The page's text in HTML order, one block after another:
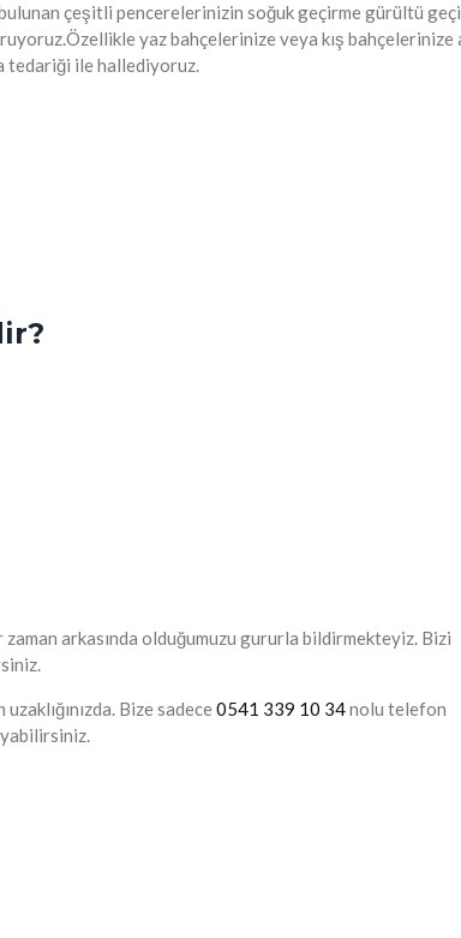
çeşitli pencerelerinizin soğuk geçirme gürültü
yaz bahçelerinize veya kış bahçelerinize
tedariği ile hallediyoruz.
arkasında olduğumuzu gururla bildirmekteyiz. Bizi
Bize sadece0541 339 10 34nolu telefon